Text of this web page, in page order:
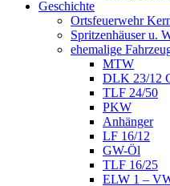
Geschichte
Ortsfeuerwehr
Spritzenhäuser u.
ehemalige
MTW
DLK 23/12
TLF 24/50
PKW
Anhänger
LF 16/12
GW-Öl
TLF 16/25
ELW 1 –